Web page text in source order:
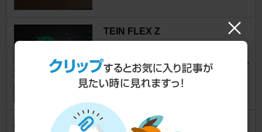
TEIN FLEX Z
ほたる2さん
21
WORK WORKEMOTION CR Ki